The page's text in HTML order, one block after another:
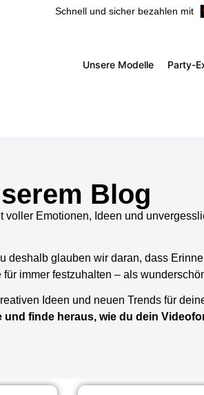
Schnell und sicher bezahlen mit
Unsere Modelle Party-
Blog
Emotionen, Ideen und
deshalb glauben wir daran, dass
immer festzuhalten – als
Ideen und neuen Trends für
finde heraus, wie du dein